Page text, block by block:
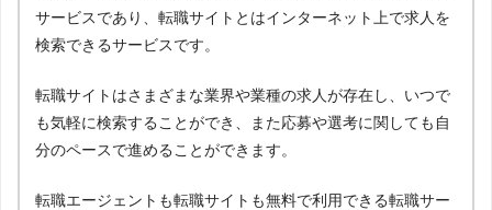
サービスであり、転職サイトとはインターネット上で求人を
検索できるサービスです。
転職サイトはさまざまな業界や業種の求人が存在し、いつで
も気軽に検索することができ、また応募や選考に関しても自
分のペースで進めることができます。
転職エージェントも転職サイトも無料で利用できる転職サー